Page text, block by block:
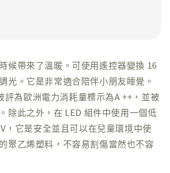
候帶來了溫暖。可使用遙控器變換 16
光。它是非常適合陪伴小朋友睡覺。
為歐洲電力消耗量標示為A ++，並被
除此之外，在 LED 組件中使用一個低
，它是安全並且可以在兒童環境中使
聚乙烯塑料，不容易割傷當然也不容